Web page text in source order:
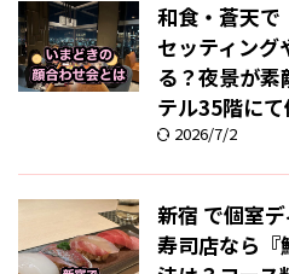
和食・蒼天で
セッティング
る？夜景が
テル35階に
2026/7/2
新宿 で個室
寿司店なら『